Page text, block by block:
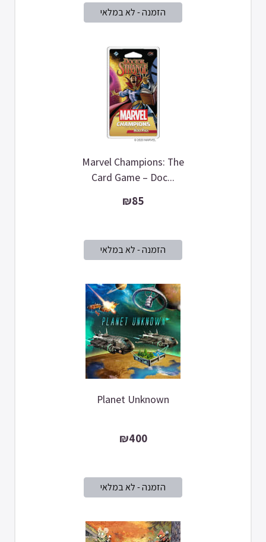
Marvel Champions: The
Card Game – Doc...
₪85
Planet Unknown
₪400